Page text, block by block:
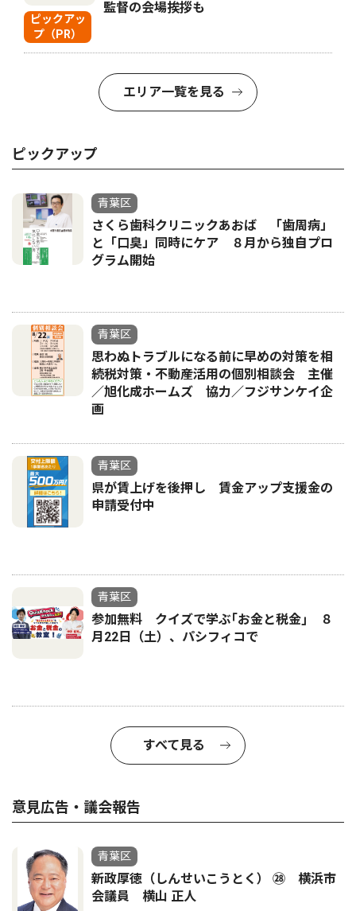
ピックアッ
プ（PR）
監督の会場挨拶も
エリア一覧を見る
ピックアップ
青葉区
さくら歯科クリニックあおば 「歯周病」
と「口臭」同時にケア ８月から独自プロ
グラム開始
青葉区
思わぬトラブルになる前に早めの対策を相
続税対策・不動産活用の個別相談会 主催
／旭化成ホームズ 協力／フジサンケイ企
画
青葉区
県が賃上げを後押し 賃金アップ支援金の
申請受付中
青葉区
参加無料 クイズで学ぶ｢お金と税金｣ ８
月22日（土）、パシフィコで
すべて見る
意見広告・議会報告
青葉区
新政厚徳（しんせいこうとく） ㉘ 横浜市
会議員 横山 正人